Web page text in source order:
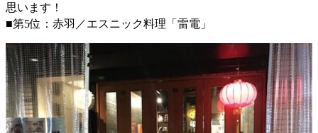
思います！
■第5位：赤羽／エスニック料理「雷電」